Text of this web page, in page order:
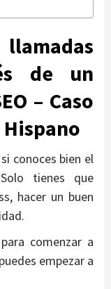
de un
– Caso
Hispano
conoces bien el
tienes que
hacer un buen
comenzar a
empezar a